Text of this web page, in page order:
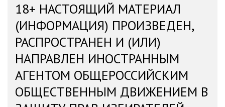
18+ НАСТОЯЩИЙ МАТЕРИАЛ
(ИНФОРМАЦИЯ) ПРОИЗВЕДЕН,
РАСПРОСТРАНЕН И (ИЛИ)
НАПРАВЛЕН ИНОСТРАННЫМ
АГЕНТОМ ОБЩЕРОССИЙСКИМ
ОБЩЕСТВЕННЫМ ДВИЖЕНИЕМ В